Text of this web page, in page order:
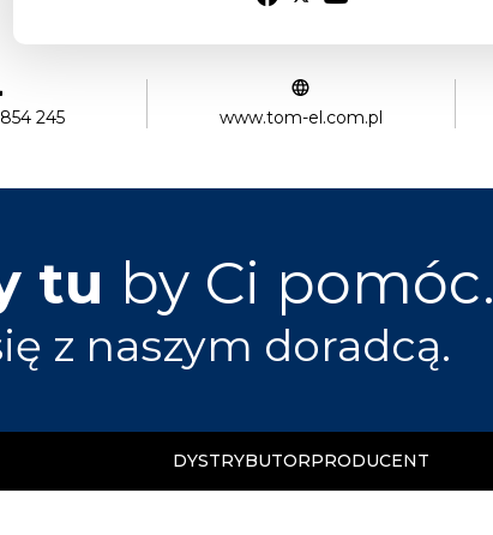
245 www.tom-el.com.pl
tu by Ci pomóc.
z naszym doradcą.
DYSTRYBUTORPRODUCENT